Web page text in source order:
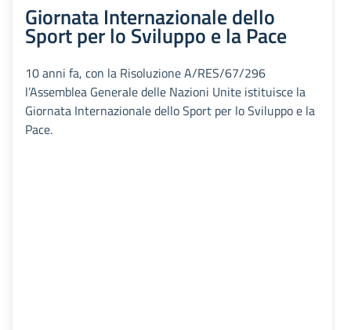
Giornata Internazionale dello
Sport per lo Sviluppo e la Pace
10 anni fa, con la Risoluzione A/RES/67/296
l’Assemblea Generale delle Nazioni Unite istituisce la
Giornata Internazionale dello Sport per lo Sviluppo e la
Pace.